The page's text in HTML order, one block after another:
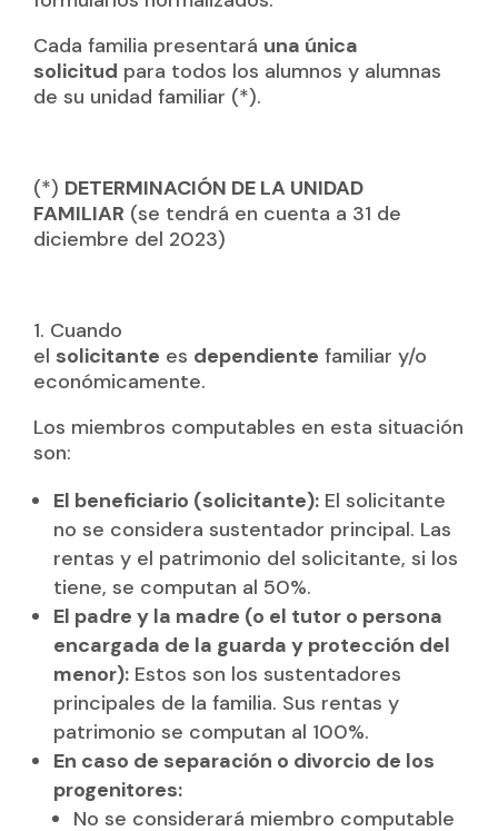
Cada familia presentará una única
solicitud para todos los alumnos y alumnas
de su unidad familiar (*).
(*) DETERMINACIÓN DE LA UNIDAD
FAMILIAR (se tendrá en cuenta a 31 de
diciembre del 2023)
1. Cuando
el solicitante es dependiente familiar y/o
económicamente.
Los miembros computables en esta situación
son:
El beneficiario (solicitante):El solicitante
no se considera sustentador principal. Las
rentas y el patrimonio del solicitante, si los
tiene, se computan al 50%.
El padre y la madre (o el tutor o persona
encargada de la guarda y protección del
menor):Estos son los sustentadores
principales de la familia. Sus rentas y
patrimonio se computan al 100%.
En caso de separación o divorcio de los
progenitores:
No se considerará miembro computable